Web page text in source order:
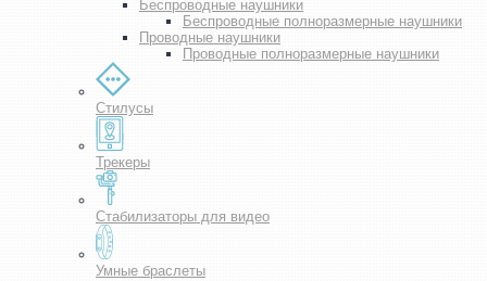
Беспроводные наушники
Беспроводные полноразмерные наушники
Проводные наушники
Проводные полноразмерные наушники
Стилусы
Трекеры
Стабилизаторы для видео
Умные браслеты